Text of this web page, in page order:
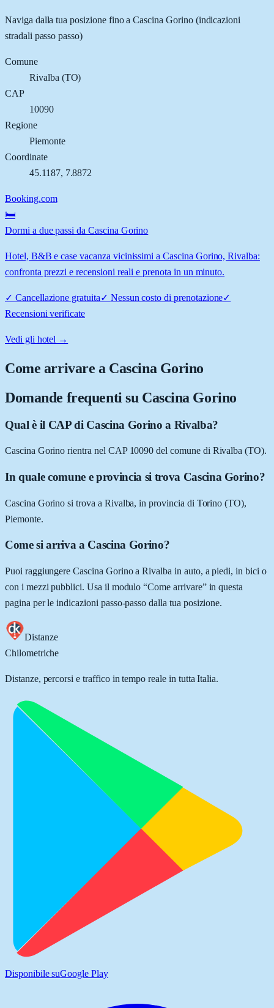
Naviga dalla tua posizione fino aCascina Gorino(indicazioni
stradali passo passo)
Comune
Rivalba (TO)
CAP
10090
Regione
Piemonte
Coordinate
45.1187, 7.8872
Booking.com
🛏️
Dormi a due passi da Cascina Gorino
Hotel, B&B e case vacanza vicinissimi a Cascina Gorino, Rivalba:
confronta prezzi e recensioni reali e prenota in un minuto.
✓ Cancellazione gratuita✓ Nessun costo di prenotazione✓
Recensioni verificate
Vedi gli hotel →
Come arrivare a Cascina Gorino
Domande frequenti su Cascina Gorino
Qual è il CAP di Cascina Gorino a Rivalba?
Cascina Gorino rientra nel CAP 10090 del comune di Rivalba (TO).
In quale comune e provincia si trova Cascina Gorino?
Cascina Gorino si trova a Rivalba, in provincia di Torino (TO),
Piemonte.
Come si arriva a Cascina Gorino?
Puoi raggiungere Cascina Gorino a Rivalba in auto, a piedi, in bici o
con i mezzi pubblici. Usa il modulo “Come arrivare” in questa
pagina per le indicazioni passo-passo dalla tua posizione.
Distanze
Chilometriche
Distanze, percorsi e traffico in tempo reale in tutta Italia.
Disponibile suGoogle Play